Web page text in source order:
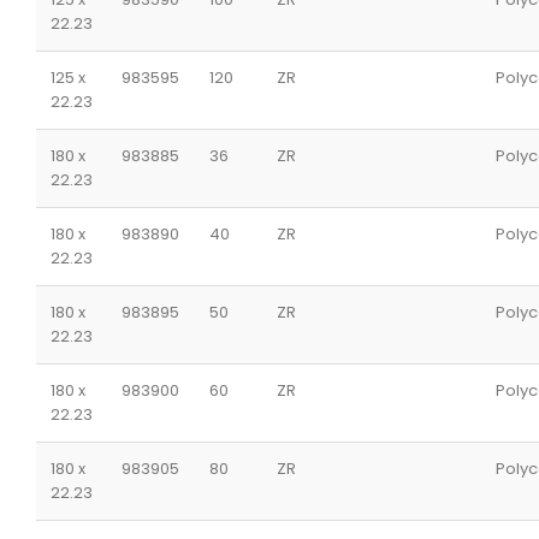
22.23
125 x
22.23
983595 120 ZR
180 x
22.23
983885 36 ZR
180 x
22.23
983890 40 ZR
180 x
22.23
983895 50 ZR
180 x
22.23
983900 60 ZR
180 x
22.23
983905 80 ZR